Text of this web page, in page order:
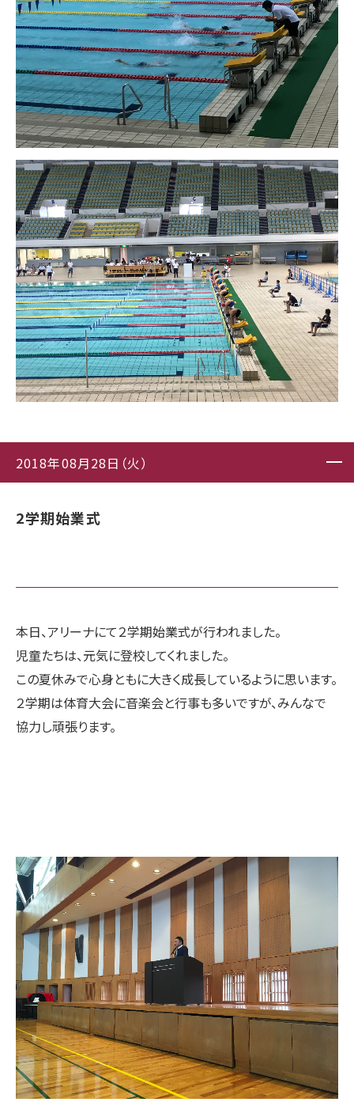
2018年08月28日（火）
2学期始業式
本日、アリーナにて２学期始業式が行われました。
児童たちは、元気に登校してくれました。
この夏休みで心身ともに大きく成長しているように思います。
２学期は体育大会に音楽会と行事も多いですが、みんなで
協力し頑張ります。